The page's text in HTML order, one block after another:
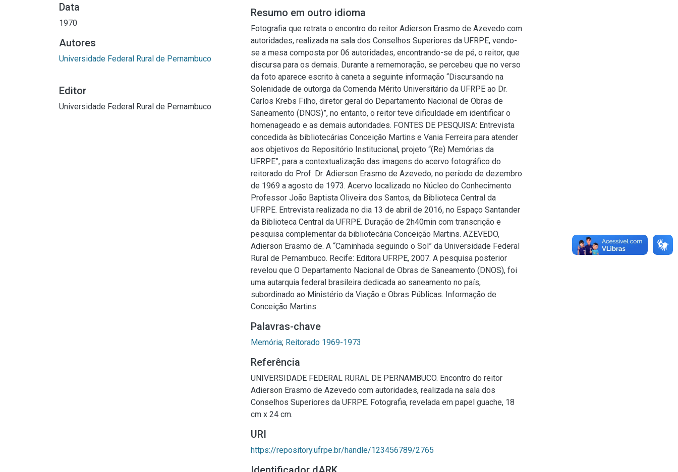
Data
1970
Autores
Universidade Federal Rural de Pernambuco
Editor
Universidade Federal Rural de Pernambuco
Resumo em outro idioma
Fotografia que retrata o encontro do reitor Adierson Erasmo de Azevedo com
autoridades, realizada na sala dos Conselhos Superiores da UFRPE, vendo-
se a mesa composta por 06 autoridades, encontrando-se de pé, o reitor, que
discursa para os demais. Durante a rememoração, se percebeu que no verso
da foto aparece escrito à caneta a seguinte informação “Discursando na
Solenidade de outorga da Comenda Mérito Universitário da UFRPE ao Dr.
Carlos Krebs Filho, diretor geral do Departamento Nacional de Obras de
Saneamento (DNOS)”, no entanto, o reitor teve dificuldade em identificar o
homenageado e as demais autoridades. FONTES DE PESQUISA: Entrevista
concedida às bibliotecárias Conceição Martins e Vania Ferreira para atender
aos objetivos do Repositório Institucional, projeto “(Re) Memórias da
UFRPE”, para a contextualização das imagens do acervo fotográfico do
reitorado do Prof. Dr. Adierson Erasmo de Azevedo, no período de dezembro
de 1969 a agosto de 1973. Acervo localizado no Núcleo do Conhecimento
Professor João Baptista Oliveira dos Santos, da Biblioteca Central da
UFRPE. Entrevista realizada no dia 13 de abril de 2016, no Espaço Santander
da Biblioteca Central da UFRPE. Duração de 2h40min com transcrição e
pesquisa complementar da bibliotecária Conceição Martins. AZEVEDO,
Adierson Erasmo de. A “Caminhada seguindo o Sol” da Universidade Federal
Rural de Pernambuco. Recife: Editora UFRPE, 2007. A pesquisa posterior
revelou que O Departamento Nacional de Obras de Saneamento (DNOS), foi
uma autarquia federal brasileira dedicada ao saneamento no país,
subordinado ao Ministério da Viação e Obras Públicas. Informação de
Conceição Martins.
Palavras-chave
Memória; Reitorado 1969-1973
Referência
UNIVERSIDADE FEDERAL RURAL DE PERNAMBUCO. Encontro do reitor
Adierson Erasmo de Azevedo com autoridades, realizada na sala dos
Conselhos Superiores da UFRPE. Fotografia, revelada em papel guache, 18
cm x 24 cm.
URI
https://repository.ufrpe.br/handle/123456789/2765